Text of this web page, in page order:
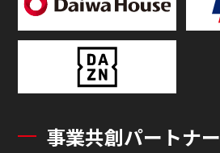
事業共創パートナー